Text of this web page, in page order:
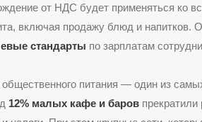
от НДС будет применяться ко
включая продажу блюд и напитков.
стандарты по зарплатам
общественного питания — один из
12% малых кафе и баров прекратили